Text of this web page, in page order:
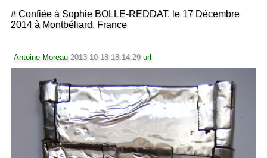
# Confiée à Sophie BOLLE-REDDAT, le 17 Décembre
2014 à Montbéliard, France
Antoine Moreau 2013-10-18 18:14:29 url